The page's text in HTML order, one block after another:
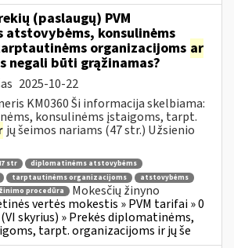
(paslaugų) PVM
atstovybėms, konsulinėms
organizacijoms ar
negali būti grąžinamas?
2025-10-22
KM0360 Ši informacija skelbiama:
konsulinėms įstaigoms, tarpt.
jų šeimos nariams (47 str.) Užsienio
str
diplomatinėms atstovybėms
tarptautinėms organizacijoms
atstovybėms
procedūra
Mokesčių žinyno
vertės mokestis » PVM tarifai » 0
skyrius) » Prekės diplomatinėms,
tarpt. organizacijoms ir jų še